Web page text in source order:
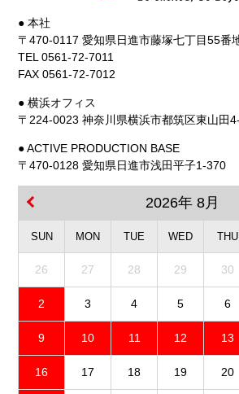
● 本社
〒470-0117 愛知県日進市藤塚七丁目55番
TEL 0561-72-7011
FAX 0561-72-7012
● 横浜オフィス
〒224-0023 神奈川県横浜市都筑区東山田
● ACTIVE PRODUCTION BASE
〒470-0128 愛知県日進市浅田平子1-370
2026年 8月
SUN MON TUE WED THU
26 27 28 29 30
2 3 4 5 6
9 10 11 12 13
16 17 18 19 20